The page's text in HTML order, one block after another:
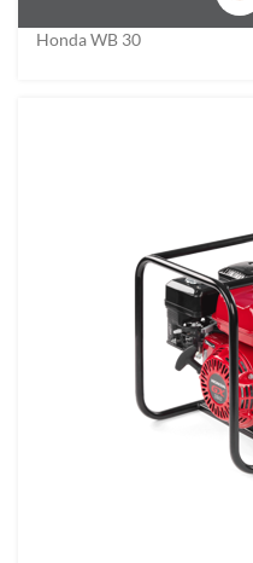
Honda WB 30